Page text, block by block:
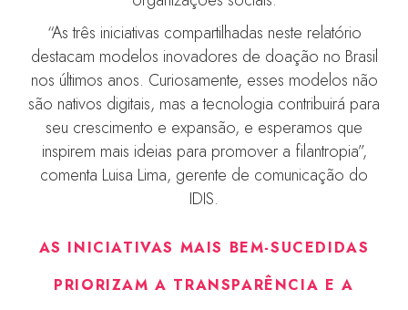
“As três iniciativas compartilhadas neste relatório
destacam modelos inovadores de doação no Brasil
nos últimos anos. Curiosamente, esses modelos não
são nativos digitais, mas a tecnologia contribuirá para
seu crescimento e expansão, e esperamos que
inspirem mais ideias para promover a filantropia”,
comenta Luisa Lima, gerente de comunicação do
IDIS.
AS INICIATIVAS MAIS BEM-SUCEDIDAS
PRIORIZAM A TRANSPARÊNCIA E A